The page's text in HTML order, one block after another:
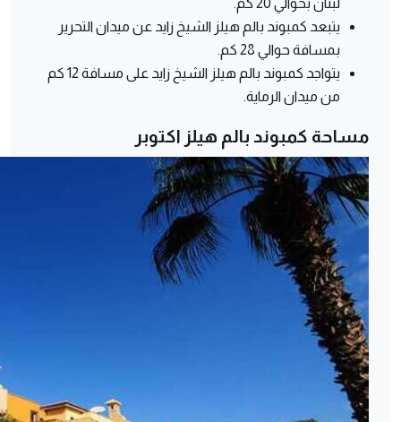
يتبعد كمبوند بالم هيلز الشيخ زايد عن ميدان التحرير
بمسافة حوالي 28 كم.
يتواجد كمبوند بالم هيلز الشيخ زايد على مسافة 12 كم
من ميدان الرماية.
مساحة كمبوند بالم هيلز اكتوبر